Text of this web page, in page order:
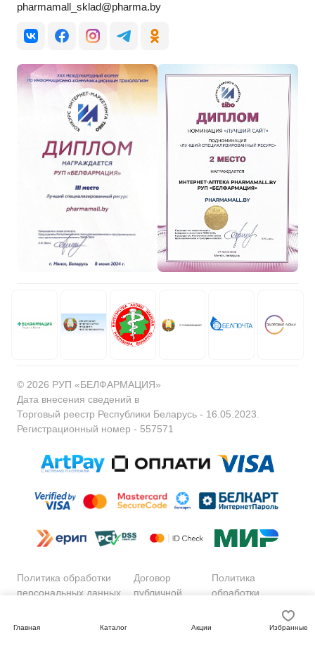
pharmamall_sklad@pharma.by
© 2026 РУП «БЕЛФАРМАЦИЯ»
Дата внесения сведений в
Торговый реестр Республики Беларусь - 16.05.2023.
Регистрационный номер - 557571
Политика обработки
персональных данных
Договор
публичной
Политика
обработки
Главная Каталог Акции Избранные